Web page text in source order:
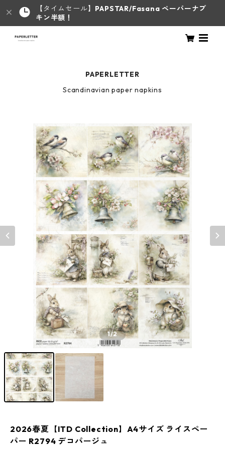
【タイムセール】 PAPSTAR/Fasana ペーパーナプ
キン半額！
PAPERLETTER
Scandinavian paper napkins
1/2
2026春夏【ITD Collection】A4サイズ ライスペー
パー R2794 デコパージュ